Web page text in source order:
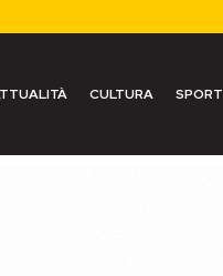
CULTURA SPORT